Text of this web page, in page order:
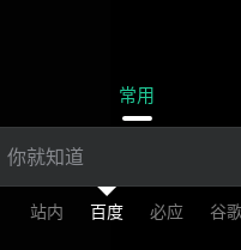
常用
站内 百度 必应 谷